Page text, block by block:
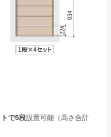
で5段設置可能（高さ合計